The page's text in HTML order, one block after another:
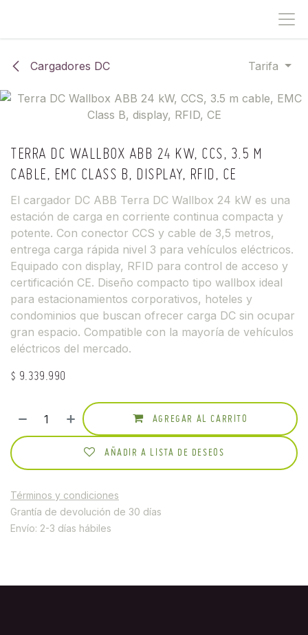
Cargadores DC Tarifa
TERRA DC WALLBOX ABB 24 KW, CCS, 3.5 M
CABLE, EMC CLASS B, DISPLAY, RFID, CE
El cargador DC ABB Terra DC Wallbox 24 kW es una
estación de carga en corriente continua compacta y
potente. Con conector CCS y cable de 3,5 metros,
entrega carga rápida nivel 3 para vehículos eléctricos.
Equipado con display, RFID para control de acceso y
certificación CE. Diseño compacto tipo wallbox ideal
para estacionamientos corporativos, hoteles y
condominios que buscan ofrecer carga DC sin ocupar
gran espacio. Compatible con la mayoría de vehículos
eléctricos del mercado.
$ 9.339.990
AGREGAR AL CARRITO
AÑADIR A LISTA DE DESEOS
Términos y condiciones
Grantía de devolución de 30 días
Envío: 2-3 días hábiles